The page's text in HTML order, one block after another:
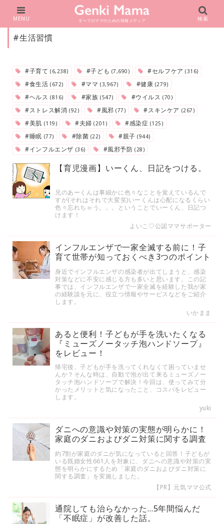
すべてのママのための情報メディア
MENU 検索
#生活習慣
#子育て(6,238) #子ども (7,690) #セルフケア(316)
#食生活(672) #ママ(3,967) #健康 (279)
#ヘルス(816) #家族(547) #ウイルス(70)
#ストレス解消(92) #風邪(77) #スキンケア (267)
#美肌 (119) #夫婦(201) #感染症 (125)
#睡眠 (77) #除菌 (22) #親子(944)
#インフルエンザ (36) #風邪予防(28)
【育児漫画】いーくん、日記をつける。
兄のあーくんは事細かに色々なことを覚えているんで
すが(それはそれで大変笑)いーくんは心配になるくらい
色々忘れちゃう。。。ということでいーくん、日記つ
けます！
よいこ♡公認ママサポーター
インフルエンザで一家全滅する前に！子
育て世帯が知っておくべき3つのポイント
身近でインフルエンザの感染者が出てしまうと、感染
対策などに不安に感じる方も多いと思います。この記
事では、インフルエンザで一家全滅を経験した我が家
の経験談を元に、役立つ情報やサービスなどをご紹介
します。
いかまま
あると便利！子どもが手を洗いたくなる
『ミューズノータッチ泡ハンドソープ』
をレビュー！
帰宅後、子どもが手を洗ってくれなくて困っていませ
んか？そんな時は、自動で泡が出て来るミューズノー
タッチ泡ハンドソープで解決！今回は、使ってみて分
かったメリットと気になったこと、コスパをレビュー
します。
yuki
ダニへの意識や対策の実態が明らかに！
家庭のダニおよびダニ対策に関する調査
約7割が家庭のダニが気になっていると回答！子どもが
いる既婚女性661人を対象に、ダニへの意識や対策の実
態を明らかにするため「家庭のダニおよびダニ対策に
関する調査」を実施しました。
【PR】元気ママ公式
通院しても治らなかった…5年間悩んだ
「不眠症」が改善した話。